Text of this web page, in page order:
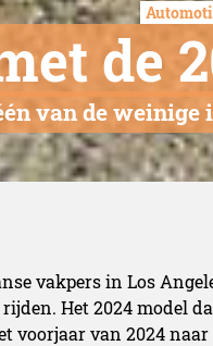
de
van de
vakpers in Los
Het 2024 model
voorjaar van 2024